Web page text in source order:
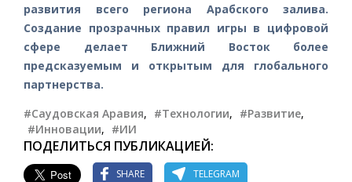
развития всего региона Арабского залива.
Создание прозрачных правил игры в цифровой
сфере делает Ближний Восток более
предсказуемым и открытым для глобального
партнерства.
#Саудовская Аравия, #Технологии, #Развитие,
#Инновации, #ИИ
ПОДЕЛИТЬСЯ ПУБЛИКАЦИЕЙ:
SHARE TELEGRAM